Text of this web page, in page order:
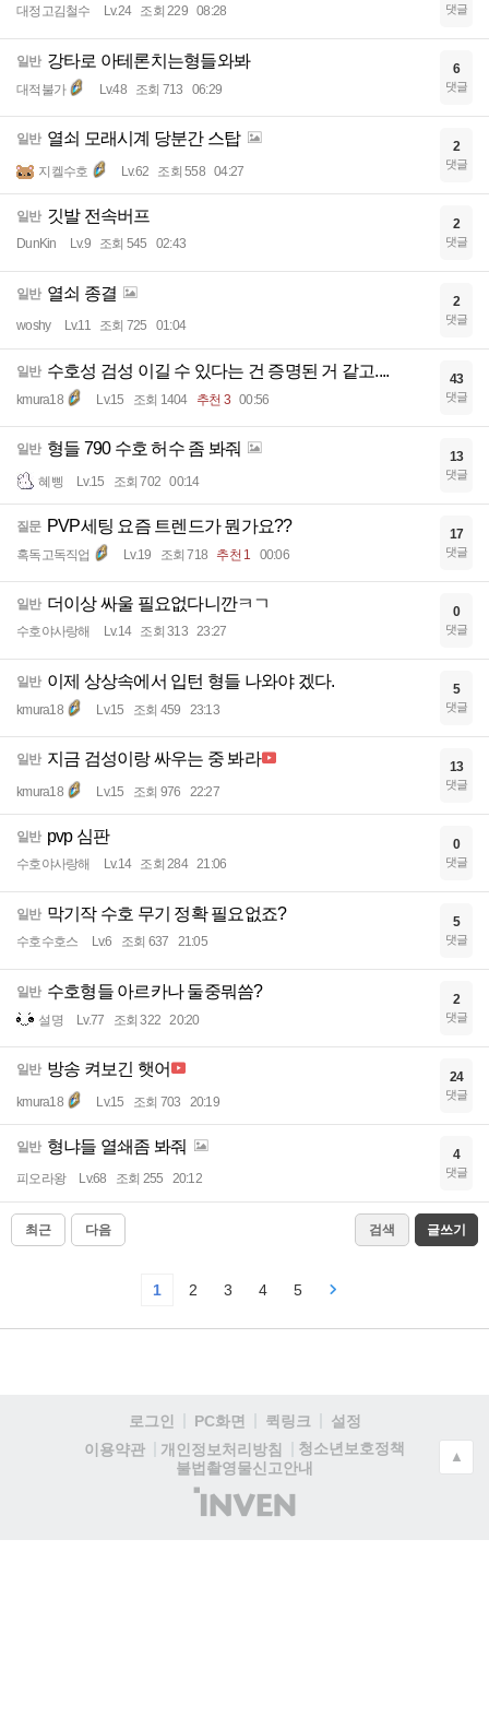
대정고김철수 Lv.24 조회 229 08:28 댓글
일반 강타로 아테론치는형들와봐
대적불가 Lv.48 조회 713 06:29
6
댓글
일반 열쇠 모래시계 당분간 스탑
지켈수호 Lv.62 조회 558 04:27
2
댓글
일반 깃발 전속버프
DunKin Lv.9 조회 545 02:43
2
댓글
일반 열쇠 종결
woshy Lv.11 조회 725 01:04
2
댓글
일반 수호성 검성 이길 수 있다는 건 증명된 거 같고....
kmura18 Lv.15 조회 1404 추천 3 00:56
43
댓글
일반 형들 790 수호 허수 좀 봐줘
혜삥 Lv.15 조회 702 00:14
13
댓글
질문 PVP세팅 요즘 트렌드가 뭔가요??
혹독고독직업 Lv.19 조회 718 추천 1 00:06
17
댓글
일반 더이상 싸울 필요없다니깐ㅋㄱ
수호야사랑해 Lv.14 조회 313 23:27
0
댓글
일반 이제 상상속에서 입턴 형들 나와야 겠다.
kmura18 Lv.15 조회 459 23:13
5
댓글
일반 지금 검성이랑 싸우는 중 봐라
kmura18 Lv.15 조회 976 22:27
13
댓글
일반 pvp 심판
수호야사랑해 Lv.14 조회 284 21:06
0
댓글
일반 막기작 수호 무기 정확 필요없죠?
수호수호스 Lv.6 조회 637 21:05
5
댓글
일반 수호형들 아르카나 둘중뭐씀?
설명 Lv.77 조회 322 20:20
2
댓글
일반 방송 켜보긴 햇어
kmura18 Lv.15 조회 703 20:19
24
댓글
일반 형냐들 열쇄좀 봐줘
피오라왕 Lv.68 조회 255 20:12
4
댓글
최근 다음 검색 글쓰기
1 2 3 4 5
로그인 PC화면 퀵링크
설정
이용약관
개인정보처리방침
청소년보호정책
불법촬영물신고안내
(주)
인
▲